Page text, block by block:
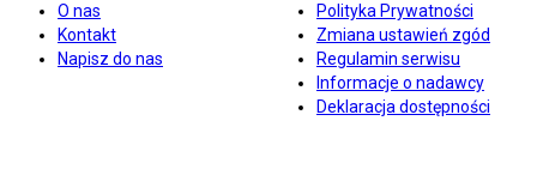
O nas
Kontakt
Napisz do nas
Polityka Prywatności
Zmiana ustawień zgód
Regulamin serwisu
Informacje o nadawcy
Deklaracja dostępności